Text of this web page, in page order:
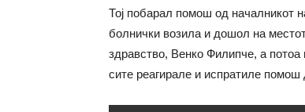
Тој побарал помош од началникот
болнички возила и дошол на
здравство, Венко Филипче, а
сите реагирале и испратиле помош